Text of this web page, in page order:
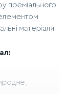
преміального
матеріали